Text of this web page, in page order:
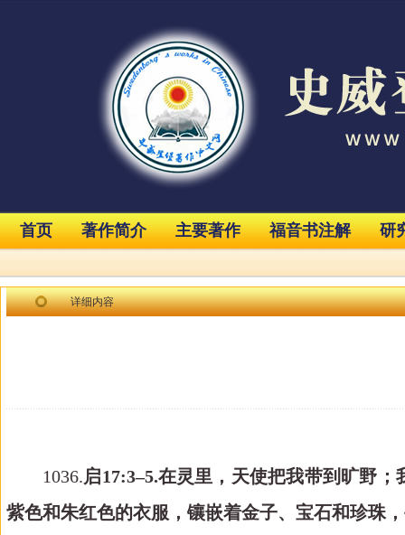
首页 著作简介 主要著作 福音书注解 研
详细内容
1036.启17:3–5.在灵里，天使把我带到 旷野；
紫色和朱红色的衣服， 镶嵌着金子、宝石和珍珠